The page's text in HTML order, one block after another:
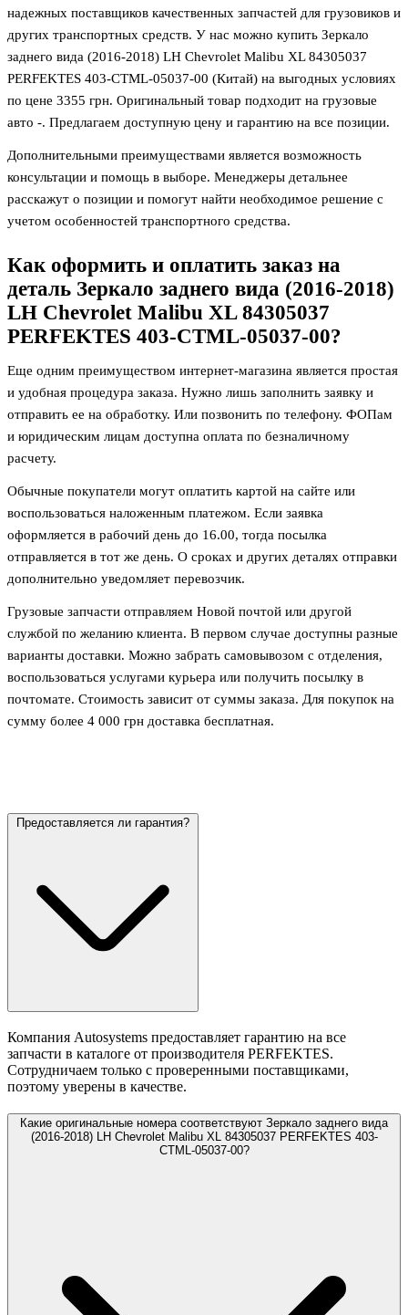
надежных поставщиков качественных запчастей для грузовиков и
других транспортных средств. У нас можно купить Зеркало
заднего вида (2016-2018) LH Chevrolet Malibu XL 84305037
PERFEKTES 403-CTML-05037-00 (Китай) на выгодных условиях
по цене 3355 грн. Оригинальный товар подходит на грузовые
авто -. Предлагаем доступную цену и гарантию на все позиции.
Дополнительными преимуществами является возможность
консультации и помощь в выборе. Менеджеры детальнее
расскажут о позиции и помогут найти необходимое решение с
учетом особенностей транспортного средства.
Как оформить и оплатить заказ на
деталь Зеркало заднего вида (2016-2018)
LH Chevrolet Malibu XL 84305037
PERFEKTES 403-CTML-05037-00?
Еще одним преимуществом интернет-магазина является простая
и удобная процедура заказа. Нужно лишь заполнить заявку и
отправить ее на обработку. Или позвонить по телефону. ФОПам
и юридическим лицам доступна оплата по безналичному
расчету.
Обычные покупатели могут оплатить картой на сайте или
воспользоваться наложенным платежом. Если заявка
оформляется в рабочий день до 16.00, тогда посылка
отправляется в тот же день. О сроках и других деталях отправки
дополнительно уведомляет перевозчик.
Грузовые запчасти отправляем Новой почтой или другой
службой по желанию клиента. В первом случае доступны разные
варианты доставки. Можно забрать самовывозом с отделения,
воспользоваться услугами курьера или получить посылку в
почтомате. Стоимость зависит от суммы заказа. Для покупок на
сумму более 4 000 грн доставка бесплатная.
Предоставляется ли гарантия?
Компания Autosystems предоставляет гарантию на все
запчасти в каталоге от производителя PERFEKTES.
Сотрудничаем только с проверенными поставщиками,
поэтому уверены в качестве.
Какие оригинальные номера соответствуют Зеркало заднего вида
(2016-2018) LH Chevrolet Malibu XL 84305037 PERFEKTES 403-
CTML-05037-00?